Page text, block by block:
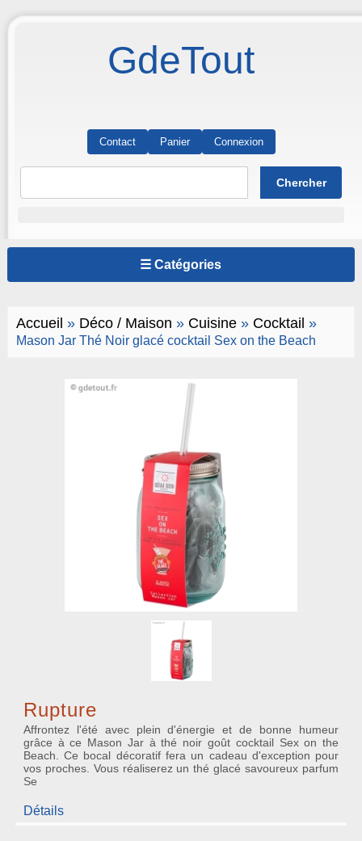
GdeTout
Contact Panier Connexion
☰ Catégories
Accueil » Déco / Maison » Cuisine» Cocktail »
Mason Jar Thé Noir glacé cocktail Sex on the Beach
Rupture
Affrontez l'été avec plein d'énergie et de bonne humeur
grâce à ce Mason Jar à thé noir goût cocktail Sex on the
Beach. Ce bocal décoratif fera un cadeau d'exception pour
vos proches. Vous réaliserez un thé glacé savoureux parfum
Se
Détails